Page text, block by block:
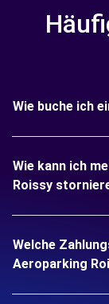
Wie buche ich
Wie kann ich
Roissy
Welche
Aeroparking